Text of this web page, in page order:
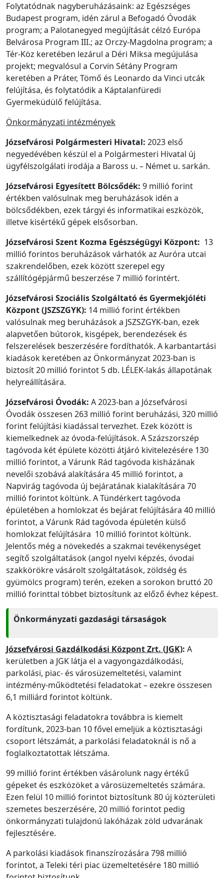
Folytatódnak nagyberuházásaink: az Egészséges
Budapest program, idén zárul a Befogadó Óvodák
program; a Palotanegyed megújítását célzó Európa
Belvárosa Program III.; az Orczy-Magdolna program; a
Tér-Köz keretében lezárul a Déri Miksa megújulása
projekt; megvalósul a Corvin Sétány Program
keretében a Práter, Tömő és Leonardo da Vinci utcák
felújítása, és folytatódik a Káptalanfüredi
Gyermeküdülő felújítása.
Önkormányzati intézmények
Józsefvárosi Polgármesteri Hivatal: 2023 első
negyedévében készül el a Polgármesteri Hivatal új
ügyfélszolgálati irodája a Baross u. – Német u. sarkán.
Józsefvárosi Egyesített Bölcsődék: 9 millió forint
értékben valósulnak meg beruházások idén a
bölcsődékben, ezek tárgyi és informatikai eszközök,
illetve kisértékű gépek elsősorban.
Józsefvárosi Szent Kozma Egészségügyi Központ: 13
millió forintos beruházások várhatók az Auróra utcai
szakrendelőben, ezek között szerepel egy
szállítógépjármű beszerzése 7 millió forintért.
Józsefvárosi Szociális Szolgáltató és Gyermekjóléti
Központ (JSZSZGYK): 14 millió forint értékben
valósulnak meg beruházások a JSZSZGYK-ban, ezek
alapvetően bútorok, kisgépek, berendezések és
felszerelések beszerzésére fordíthatók. A karbantartási
kiadások keretében az Önkormányzat 2023-ban is
biztosít 20 millió forintot 5 db. LÉLEK-lakás állapotának
helyreállítására.
Józsefvárosi Óvodák: A 2023-ban a Józsefvárosi
Óvodák összesen 263 millió forint beruházási, 320 millió
forint felújítási kiadással tervezhet. Ezek között is
kiemelkednek az óvoda-felújítások. A Százszorszép
tagóvoda két épülete közötti átjáró kivitelezésére 130
millió forintot, a Várunk Rád tagóvoda kisházának
nevelői szobává alakítására 45 millió forintot, a
Napvirág tagóvoda új bejáratának kialakítására 70
millió forintot költünk. A Tündérkert tagóvoda
épületében a homlokzat és bejárat felújítására 40 millió
forintot, a Várunk Rád tagóvoda épületén külső
homlokzat felújítására 10 millió forintot költünk.
Jelentős még a növekedés a szakmai tevékenységet
segítő szolgáltatások (angol nyelvi képzés, óvodai
szakkörökre vásárolt szolgáltatások, zöldség és
gyümölcs program) terén, ezeken a sorokon bruttó 20
millió forinttal többet biztosítunk az előző évhez képest.
Önkormányzati gazdasági társaságok
Józsefvárosi Gazdálkodási Központ Zrt. (JGK): A
kerületben a JGK látja el a vagyongazdálkodási,
parkolási, piac- és városüzemeltetési, valamint
intézmény-működtetési feladatokat – ezekre összesen
6,1 milliárd forintot költünk.
A köztisztasági feladatokra továbbra is kiemelt
fordítunk, 2023-ban 10 fővel emeljük a köztisztasági
csoport létszámát, a parkolási feladatoknál is nő a
foglalkoztatottak létszáma.
99 millió forint értékben vásárolunk nagy értékű
gépeket és eszközöket a városüzemeltetés számára.
Ezen felül 10 millió forintot biztosítunk 80 új közterületi
szemetes beszerzésére, 20 millió forintot pedig
önkormányzati tulajdonú lakóházak zöld udvarának
fejlesztésére.
A parkolási kiadások finanszírozására 798 millió
forintot, a Teleki téri piac üzemeltetésére 180 millió